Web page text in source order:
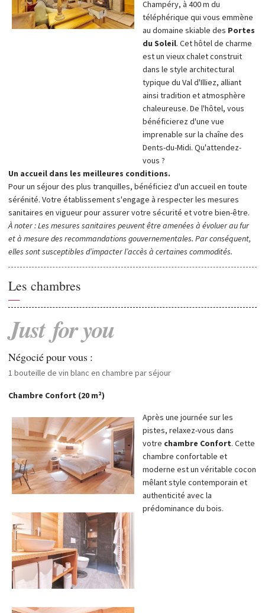
Champéry, à 400 m du
téléphérique qui vous emmène
au domaine skiable des Portes
du Soleil. Cet hôtel de charme
est un vieux chalet construit
dans le style architectural
typique du Val d'Illiez, alliant
ainsi tradition et atmosphère
chaleureuse. De l'hôtel, vous
bénéficierez d'une vue
imprenable sur la chaîne des
Dents-du-Midi. Qu'attendez-
vous ?
Un accueil dans les meilleures conditions.
Pour un séjour des plus tranquilles, bénéficiez d'un accueil en toute
sérénité. Votre établissement s'engage à respecter les mesures
sanitaires en vigueur pour assurer votre sécurité et votre bien-être.
À noter : Les mesures sanitaires peuvent être amenées à évoluer au fur
et à mesure des recommandations gouvernementales. Par conséquent,
elles sont susceptibles d’impacter l’accès à certaines commodités.
Les chambres
—
Just foryou
Négocié pour vous :
1 bouteille de vin blanc en chambre par séjour
Chambre Confort (20 m²)
Après une journée sur les
pistes, relaxez-vous dans
votre chambre Confort. Cette
chambre confortable et
moderne est un véritable cocon
mêlant style contemporain et
authenticité avec la
prédominance du bois.